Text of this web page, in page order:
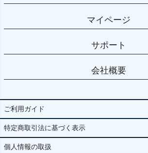
マイページ
サポート
会社概要
ご利用ガイド
特定商取引法に基づく表示
個人情報の取扱